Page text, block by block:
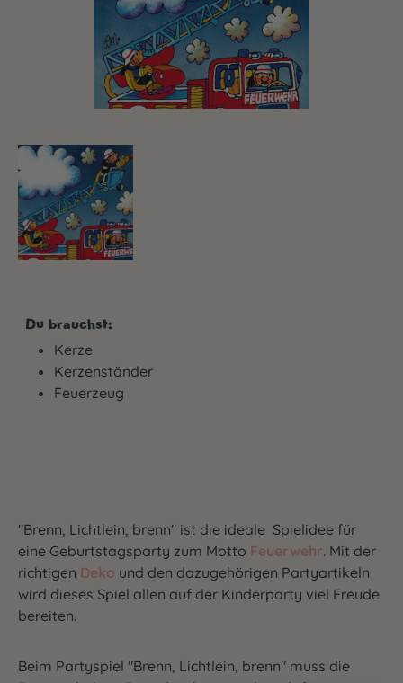
Du brauchst:
Kerze
Kerzenständer
Feuerzeug
"Brenn, Lichtlein, brenn" ist die ideale Spielidee für
eine Geburtstagsparty zum Motto Feuerwehr. Mit der
richtigen Deko und den dazugehörigen Partyartikeln
wird dieses Spiel allen auf der Kinderparty viel Freude
bereiten.
Beim Partyspiel "Brenn, Lichtlein, brenn" muss die